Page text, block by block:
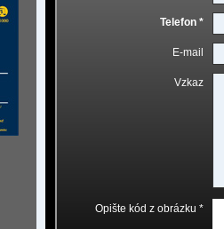
Telefon *
E-mail
Vzkaz
Opište kód z obrázku *